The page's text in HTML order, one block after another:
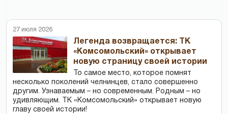
27 июля 2026
Легенда возвращается: ТК
«Комсомольский» открывает
новую страницу своей истории
То самое место, которое помнят
несколько поколений челнинцев, стало совершенно
другим. Узнаваемым – но современным. Родным – но
удивляющим. ТК «Комсомольский» открывает новую
главу своей истории!